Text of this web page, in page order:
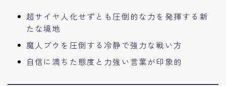
超サイヤ人化せずとも圧倒的な力を発揮する新
たな境地
魔人ブウを圧倒する冷静で強力な戦い方
自信に満ちた態度と力強い言葉が印象的